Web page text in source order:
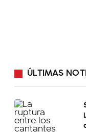
ÚLTIMAS